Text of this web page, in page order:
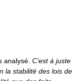
analysé. C'est à juste
la stabilité des lois de